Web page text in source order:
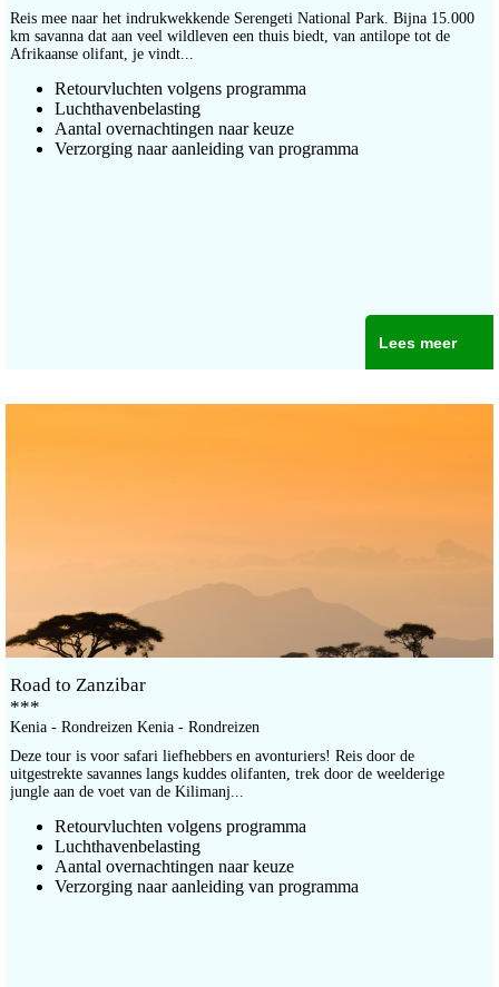
Reis mee naar het indrukwekkende Serengeti National Park. Bijna 15.000
km savanna dat aan veel wildleven een thuis biedt, van antilope tot de
Afrikaanse olifant, je vindt...
Retourvluchten volgens programma
Luchthavenbelasting
Aantal overnachtingen naar keuze
Verzorging naar aanleiding van programma
Lees meer
Road to Zanzibar
***
Kenia - Rondreizen Kenia - Rondreizen
Deze tour is voor safari liefhebbers en avonturiers! Reis door de
uitgestrekte savannes langs kuddes olifanten, trek door de weelderige
jungle aan de voet van de Kilimanj...
Retourvluchten volgens programma
Luchthavenbelasting
Aantal overnachtingen naar keuze
Verzorging naar aanleiding van programma